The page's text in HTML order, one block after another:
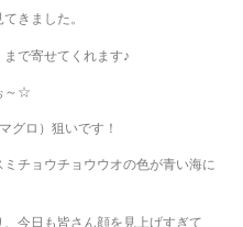
きました。
で寄せてくれます♪
～☆
グロ）狙いです！
チョウチョウウオの色が青い海に
今日も皆さん顔を見上げすぎて